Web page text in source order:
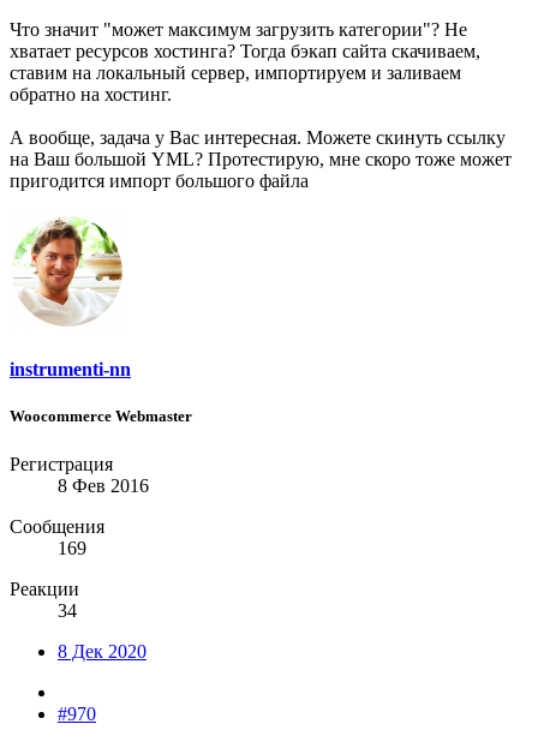
Что значит "может максимум загрузить категории"? Не
хватает ресурсов хостинга? Тогда бэкап сайта скачиваем,
ставим на локальный сервер, импортируем и заливаем
обратно на хостинг.
А вообще, задача у Вас интересная. Можете скинуть ссылку
на Ваш большой YML? Протестирую, мне скоро тоже может
пригодится импорт большого файла
instrumenti-nn
Woocommerce Webmaster
Регистрация
8 Фев 2016
Сообщения
169
Реакции
34
8 Дек 2020
#970